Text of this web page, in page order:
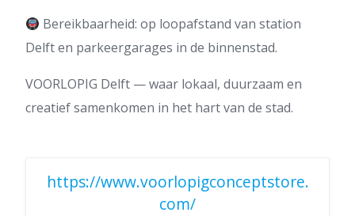
Bereikbaarheid: op loopafstand van station
Delft en parkeergarages in de binnenstad.
VOORLOPIG Delft — waar lokaal, duurzaam en
creatief samenkomen in het hart van de stad.
https://www.voorlopigconceptstore.
com/